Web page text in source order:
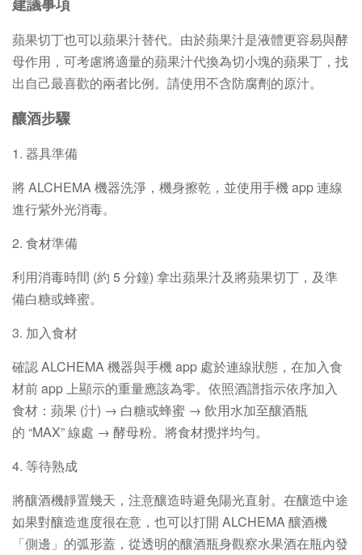
建議事項
蘋果切丁也可以蘋果汁替代。由於蘋果汁是液體更容易與酵
母作用，可考慮將適量的蘋果汁代換為切小塊的蘋果丁，找
出自己最喜歡的兩者比例。請使用不含防腐劑的原汁。
釀酒步驟
1. 器具準備
將 ALCHEMA 機器洗淨，機身擦乾，並使用手機 app 連線
進行紫外光消毒。
2. 食材準備
利用消毒時間 (約 5 分鐘) 拿出蘋果汁及將蘋果切丁，及準
備白糖或蜂蜜。
3. 加入食材
確認 ALCHEMA 機器與手機 app 處於連線狀態，在加入食
材前 app 上顯示的重量應該為零。依照酒譜指示依序加入
食材：蘋果 (汁) → 白糖或蜂蜜 → 飲用水加至釀酒瓶
的 “MAX” 線處 → 酵母粉。將食材攪拌均勻。
4. 等待熟成
將釀酒機靜置幾天，注意釀造時避免陽光直射。在釀造中途
如果對釀造進度很在意，也可以打開 ALCHEMA 釀酒機
「側邊」的弧形蓋，從透明的釀酒瓶身觀察水果酒在瓶內發